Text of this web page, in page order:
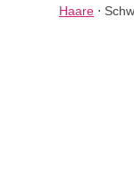
Haare ⋅